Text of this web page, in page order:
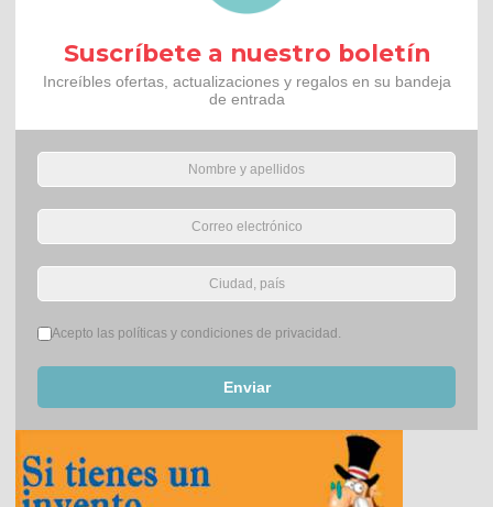
Suscríbete a nuestro boletín
Increíbles ofertas, actualizaciones y regalos en su bandeja
de entrada
Términos del servicio*
Acepto las políticas y condiciones de privacidad.
Enviar